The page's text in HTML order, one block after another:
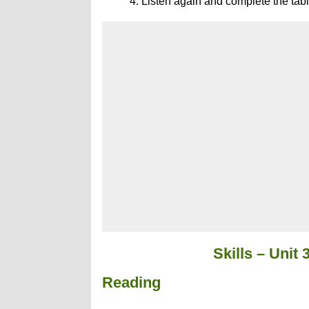
Skills – Unit
Reading